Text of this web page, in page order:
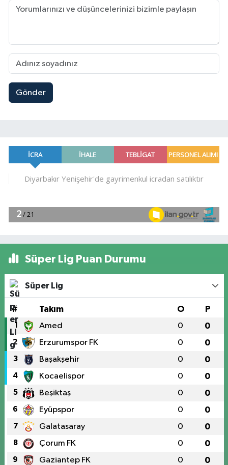
Gönder
Süper Lig Puan Durumu
Süper Lig
# Takım O P
1 Amed 0 0
2 Erzurumspor FK 0 0
3 Başakşehir 0 0
4 Kocaelispor 0 0
5 Beşiktaş 0 0
6 Eyüpspor 0 0
7 Galatasaray 0 0
8 Çorum FK 0 0
9 Gaziantep FK 0 0